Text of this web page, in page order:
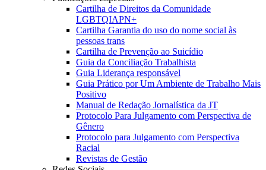
Cartilha de Direitos da Comunidade
LGBTQIAPN+
Cartilha Garantia do uso do nome social às
pessoas trans
Cartilha de Prevenção ao Suicídio
Guia da Conciliação Trabalhista
Guia Liderança responsável
Guia Prático por Um Ambiente de Trabalho Mais
Positivo
Manual de Redação Jornalística da JT
Protocolo Para Julgamento com Perspectiva de
Gênero
Protocolo para Julgamento com Perspectiva
Racial
Revistas de Gestão